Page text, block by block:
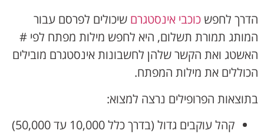
הדרך לחפש כוכבי אינסטגרם שיכולים לפרסם עבור
המותג תמורת תשלום, היא לחפש מילות מפתח לפי #
האשטג ואת הקשר שלהן לחשבונות אינסטגרם מובילים
הכוללים את מילות המפתח.
בתוצאות הפרופילים נרצה למצוא:
קהל עוקבים גדול (בדרך כלל 10,000 עד 50,000)